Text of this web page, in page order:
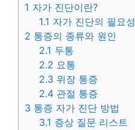
1 자가 진단이란?
1.1 자가 진단의 필요성
2 통증의 종류와 원인
2.1 두통
2.2 요통
2.3 위장 통증
2.4 관절 통증
3 통증 자가 진단 방법
3.1 증상 질문 리스트